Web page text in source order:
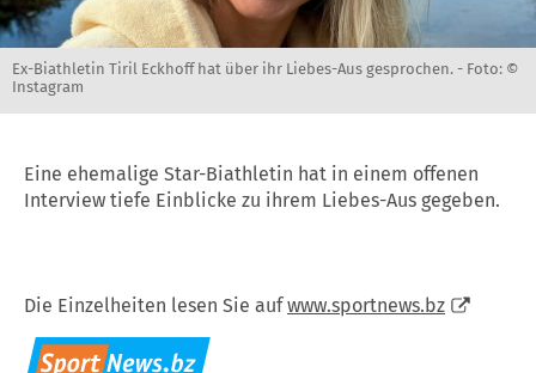
Ex-Biathletin Tiril Eckhoff hat über ihr Liebes-Aus gesprochen. - Foto: ©
Instagram
Eine ehemalige Star-Biathletin hat in einem offenen
Interview tiefe Einblicke zu ihrem Liebes-Aus gegeben.
Die Einzelheiten lesen Sie aufwww.sportnews.bz